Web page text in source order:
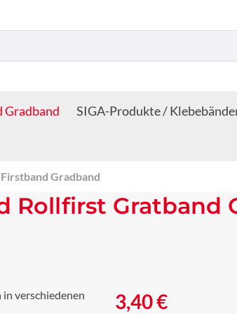
Gradband SIGA-Produkte /
Firstband Gradband
Rollfirst Gratband
Regulärer Preis:
3,40 €